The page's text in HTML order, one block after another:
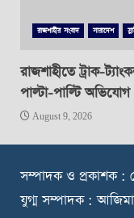
রাজশাহীর সংবাদ সারাদেশ
রাজশাহীতে ট্রাক-
পাল্টা-পাল্টি অভিযোগ
August 9, 2026
সম্পাদক ও প্রকাশক :
যুগ্ম সম্পাদক :